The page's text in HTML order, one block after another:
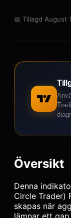
📅 Tillagd August
Översikt
Denna
Circle Trader)
skapas när
lämnar ett